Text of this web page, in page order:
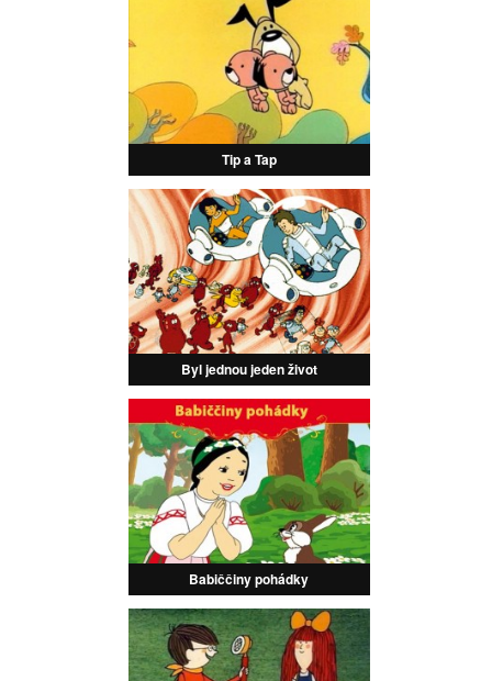
Tip a Tap
Byl jednou jeden život
Babiččiny pohádky